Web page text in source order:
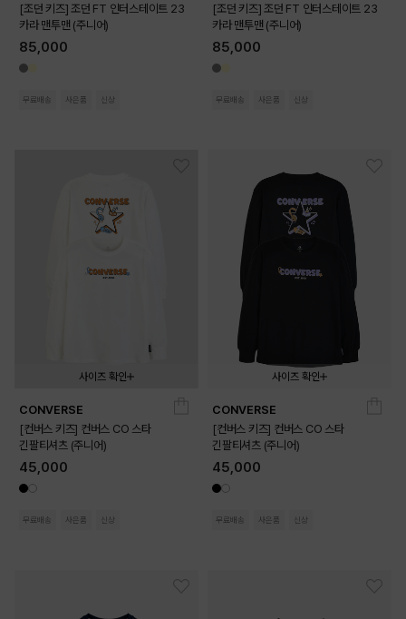
[조던 키즈] 조던 FT 인터스테이트 23
카라 맨투맨 (주니어)
85,000
무료배송 사은품 신상
[조던 키즈] 조던 FT 인터스테이트 23
카라 맨투맨 (주니어)
85,000
무료배송 사은품 신상
사이즈 확인
140
CONVERSE
[컨버스 키즈] 컨버스 CO 스타
긴팔티셔츠 (주니어)
45,000
무료배송 사은품 신상
사이즈 확인
140
CONVERSE
[컨버스 키즈] 컨버스 CO 스타
긴팔티셔츠 (주니어)
45,000
무료배송 사은품 신상